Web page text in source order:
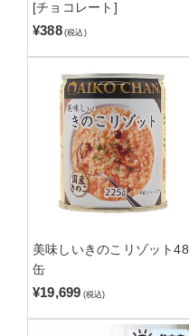
[チョコレート]
¥388 (税込)
美味しいきのこリゾット48
缶
¥19,699 (税込)